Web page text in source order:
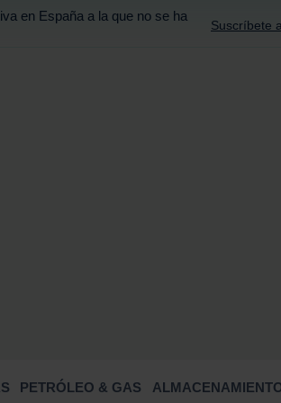
en España a la que no se ha
Suscríbete
PETRÓLEO & GAS
BUSCAR